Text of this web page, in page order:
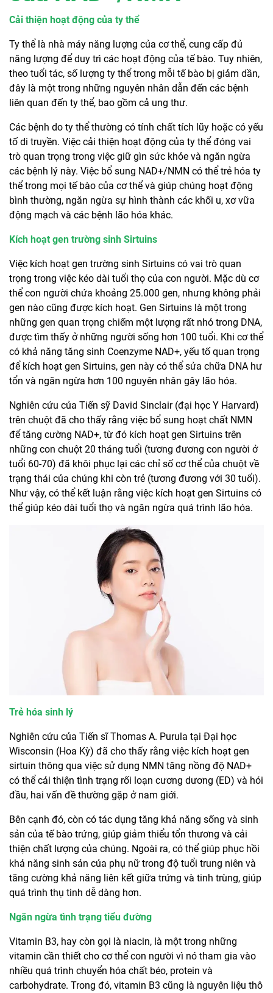
Cải thiện hoạt động của ty thể
Ty thể là nhà máy năng lượng của cơ thể, cung cấp đủ
năng lượng để duy trì các hoạt động của tế bào. Tuy nhiên,
theo tuổi tác, số lượng ty thể trong mỗi tế bào bị giảm dần,
đây là một trong những nguyên nhân dẫn đến các bệnh
liên quan đến ty thể, bao gồm cả ung thư.
Các bệnh do ty thể thường có tính chất tích lũy hoặc có yếu
tố di truyền. Việc cải thiện hoạt động của ty thể đóng vai
trò quan trọng trong việc giữ gìn sức khỏe và ngăn ngừa
các bệnh lý này. Việc bổ sung NAD+/NMN có thể trẻ hóa ty
thể trong mọi tế bào của cơ thể và giúp chúng hoạt động
bình thường, ngăn ngừa sự hình thành các khối u, xơ vữa
động mạch và các bệnh lão hóa khác.
Kích hoạt gen trường sinh Sirtuins
Việc kích hoạt gen trường sinh Sirtuins có vai trò quan
trọng trong việc kéo dài tuổi thọ của con người. Mặc dù cơ
thể con người chứa khoảng 25.000 gen, nhưng không phải
gen nào cũng được kích hoạt. Gen Sirtuins là một trong
những gen quan trọng chiếm một lượng rất nhỏ trong DNA,
được tìm thấy ở những người sống hơn 100 tuổi. Khi cơ thể
có khả năng tăng sinh Coenzyme NAD+, yếu tố quan trọng
để kích hoạt gen Sirtuins, gen này có thể sửa chữa DNA hư
tổn và ngăn ngừa hơn 100 nguyên nhân gây lão hóa.
Nghiên cứu của Tiến sỹ David Sinclair (đại học Y Harvard)
trên chuột đã cho thấy rằng việc bổ sung hoạt chất NMN
để tăng cường NAD+, từ đó kích hoạt gen Sirtuins trên
những con chuột 20 tháng tuổi (tương đương con người ở
tuổi 60-70) đã khôi phục lại các chỉ số cơ thể của chuột về
trạng thái của chúng khi còn trẻ (tương đương với 30 tuổi).
Như vậy, có thể kết luận rằng việc kích hoạt gen Sirtuins có
thể giúp kéo dài tuổi thọ và ngăn ngừa quá trình lão hóa.
Trẻ hóa sinh lý
Nghiên cứu của Tiến sĩ Thomas A. Purula tại Đại học
Wisconsin (Hoa Kỳ) đã cho thấy rằng việc kích hoạt gen
sirtuin thông qua việc sử dụng NMN tăng nồng độ NAD+
có thể cải thiện tình trạng rối loạn cương dương (ED) và hói
đầu, hai vấn đề thường gặp ở nam giới.
Bên cạnh đó, còn có tác dụng tăng khả năng sống và sinh
sản của tế bào trứng, giúp giảm thiểu tổn thương và cải
thiện chất lượng của chúng. Ngoài ra, có thể giúp phục hồi
khả năng sinh sản của phụ nữ trong độ tuổi trung niên và
tăng cường khả năng liên kết giữa trứng và tinh trùng, giúp
quá trình thụ tinh dễ dàng hơn.
Ngăn ngừa tình trạng tiểu đường
Vitamin B3, hay còn gọi là niacin, là một trong những
vitamin cần thiết cho cơ thể con người vì nó tham gia vào
nhiều quá trình chuyển hóa chất béo, protein và
carbohydrate. Trong đó, vitamin B3 cũng là nguyên liệu thô